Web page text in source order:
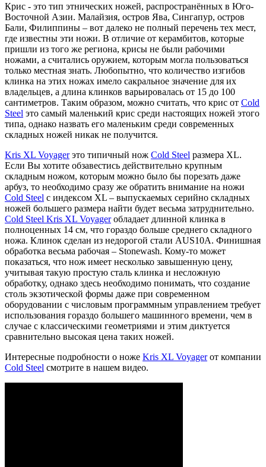
Крис - это тип этнических ножей, распространённых в Юго-
Восточной Азии. Малайзия, остров Ява, Сингапур, остров
Бали, Филиппины – вот далеко не полный перечень тех мест,
где известны эти ножи. В отличие от керамбитов, которые
пришли из того же региона, крисы не были рабочими
ножами, а считались оружием, которым могла пользоваться
только местная знать. Любопытно, что количество изгибов
клинка на этих ножах имело сакральное значение для их
владельцев, а длина клинков варьировалась от 15 до 100
сантиметров. Таким образом, можно считать, что крис от Cold
Steel это самый маленький крис среди настоящих ножей этого
типа, однако назвать его маленьким среди современных
складных ножей никак не получится.
Kris XL Voyagerэто типичный нож Cold Steel размера XL.
Если Вы хотите обзавестись действительно крупным
складным ножом, которым можно было бы порезать даже
арбуз, то необходимо сразу же обратить внимание на ножи
Cold Steel с индексом XL – выпускаемых серийно складных
ножей большего размера найти будет весьма затруднительно.
Cold Steel Kris XL Voyagerобладает длинной клинка в
полноценных 14 см, что гораздо больше среднего складного
ножа. Клинок сделан из недорогой стали AUS10A. Финишная
обработка весьма рабочая – Stonewash. Кому-то может
показаться, что нож имеет несколько завышенную цену,
учитывая такую простую сталь клинка и несложную
обработку, однако здесь необходимо понимать, что создание
столь экзотической формы даже при современном
оборудовании с числовым программным управлением требует
использования гораздо большего машинного времени, чем в
случае с классическими геометриями и этим диктуется
сравнительно высокая цена таких ножей.
Интересные подробности о ноже Kris XL Voyagerот компании
Cold Steel смотрите в нашем видео.